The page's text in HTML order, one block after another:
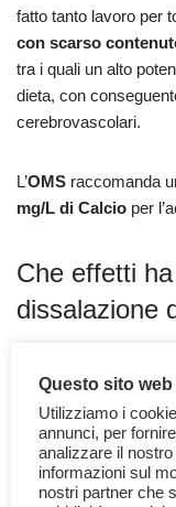
fatto tanto lavoro per
con scarso
tra i quali un alto
dieta, con
cerebrovascolari.
L’OMS raccomanda
mg/L di Calcio per
Che effetti
dissalazione
Come spiegato, la
sottoprodotto
processo di
tecnicamentesi può
d’acqua potabile
Questo sito
Utilizziamo i
annunci, per
analizzare il
informazioni sul
nostri partner che